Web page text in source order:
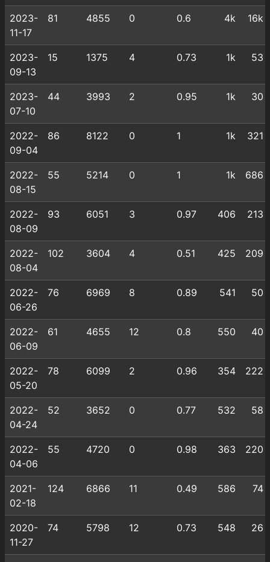
2023-
11-17
81 4855 0 0.6 4k 16k
2023-
09-13
15 1375 4 0.73 1k 53
2023-
07-10
44 3993 2 0.95 1k 30
2022-
09-04
86 8122 0 1 1k 321
2022-
08-15
55 5214 0 1 1k 686
2022-
08-09
93 6051 3 0.97 406 213
2022-
08-04
102 3604 4 0.51 425 209
2022-
06-26
76 6969 8 0.89 541 50
2022-
06-09
61 4655 12 0.8 550 40
2022-
05-20
78 6099 2 0.96 354 222
2022-
04-24
52 3652 0 0.77 532 58
2022-
04-06
55 4720 0 0.98 363 220
2021-
02-18
124 6866 11 0.49 586 74
2020-
11-27
74 5798 12 0.73 548 26